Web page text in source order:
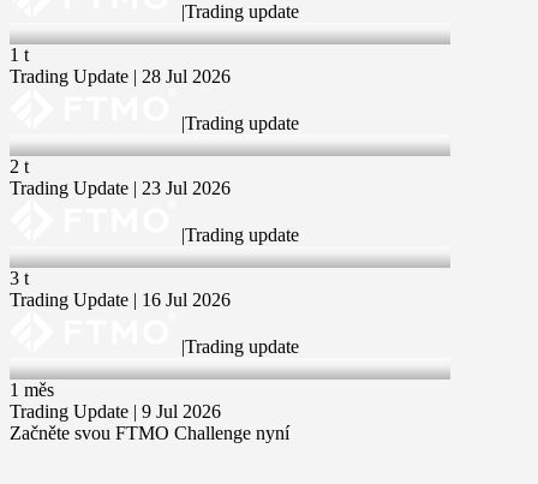
Trading update
28 Jul 2026
1 t
Trading Update | 28 Jul 2026
Trading update
23 Jul 2026
2 t
Trading Update | 23 Jul 2026
Trading update
16 Jul 2026
3 t
Trading Update | 16 Jul 2026
Trading update
9 Jul 2026
1 měs
Trading Update | 9 Jul 2026
Začněte svou FTMO Challenge nyní